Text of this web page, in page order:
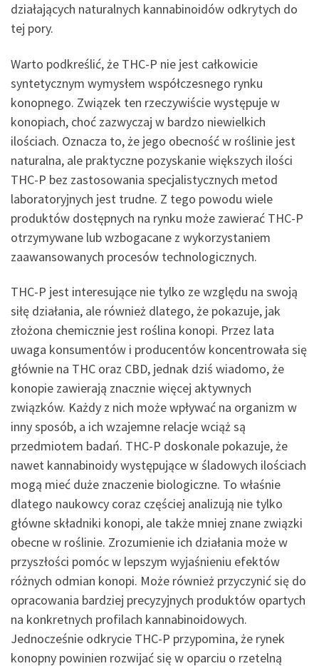
działających naturalnych kannabinoidów odkrytych do
tej pory.
Warto podkreślić, że THC-P nie jest całkowicie
syntetycznym wymysłem współczesnego rynku
konopnego. Związek ten rzeczywiście występuje w
konopiach, choć zazwyczaj w bardzo niewielkich
ilościach. Oznacza to, że jego obecność w roślinie jest
naturalna, ale praktyczne pozyskanie większych ilości
THC-P bez zastosowania specjalistycznych metod
laboratoryjnych jest trudne. Z tego powodu wiele
produktów dostępnych na rynku może zawierać THC-P
otrzymywane lub wzbogacane z wykorzystaniem
zaawansowanych procesów technologicznych.
THC-P jest interesujące nie tylko ze względu na swoją
siłę działania, ale również dlatego, że pokazuje, jak
złożona chemicznie jest roślina konopi. Przez lata
uwaga konsumentów i producentów koncentrowała się
głównie na THC oraz CBD, jednak dziś wiadomo, że
konopie zawierają znacznie więcej aktywnych
związków. Każdy z nich może wpływać na organizm w
inny sposób, a ich wzajemne relacje wciąż są
przedmiotem badań. THC-P doskonale pokazuje, że
nawet kannabinoidy występujące w śladowych ilościach
mogą mieć duże znaczenie biologiczne. To właśnie
dlatego naukowcy coraz częściej analizują nie tylko
główne składniki konopi, ale także mniej znane związki
obecne w roślinie. Zrozumienie ich działania może w
przyszłości pomóc w lepszym wyjaśnieniu efektów
różnych odmian konopi. Może również przyczynić się do
opracowania bardziej precyzyjnych produktów opartych
na konkretnych profilach kannabinoidowych.
Jednocześnie odkrycie THC-P przypomina, że rynek
konopny powinien rozwijać się w oparciu o rzetelną